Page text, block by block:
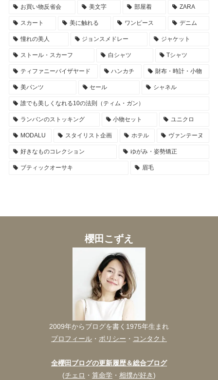
お買い物反省会 美文字 部屋着 ZARA
スカート 美に触れる ワンピース デニム
憧れの美人 ジョンスメドレー ジャケット
ストール・スカーフ 白シャツ Tシャツ
ティファニーバイザヤード ハンカチ 財布・時計・小物
美パンツ セール シャネル
誰でも美しくなれる10の法則（ティム・ガン）
ランバンのストッキング 小物セット ユニクロ
MODALU スタイリスト企画 ホテル ヴァンテーヌ
好きなものコレクション ゆがみ・姿勢矯正
ブティックオーサキ 眉毛
櫻田こずえ
2009年からブログを書く1975年生まれ
プロフィール ・ ポリシー ・ コンタクト
全櫻田ブログの更新履歴＆総合ブログ
(チェロ ・ 算命学 ・ 相撲が好き)